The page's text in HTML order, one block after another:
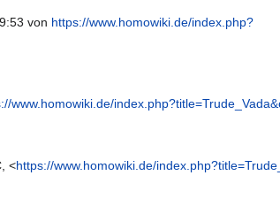
von https://www.homowiki.de/index.php?
www.homowiki.de/
<https://www.homowiki.de/